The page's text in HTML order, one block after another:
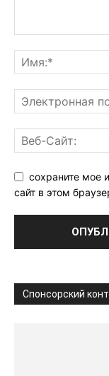
сохраните мое
сайт в этом
Спонсорский